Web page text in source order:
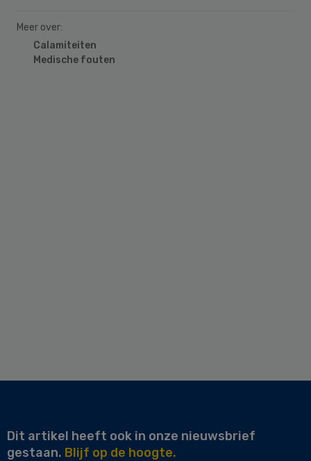
Meer over:
Calamiteiten
Medische fouten
Dit artikel heeft ook in onze nieuwsbrief
gestaan. Blijf op de hoogte.